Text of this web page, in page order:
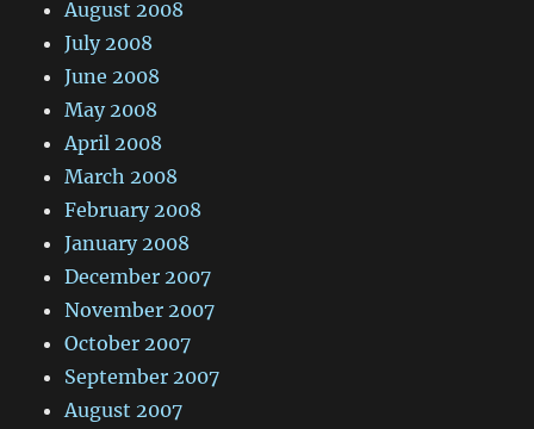
August 2008
July 2008
June 2008
May 2008
April 2008
March 2008
February 2008
January 2008
December 2007
November 2007
October 2007
September 2007
August 2007